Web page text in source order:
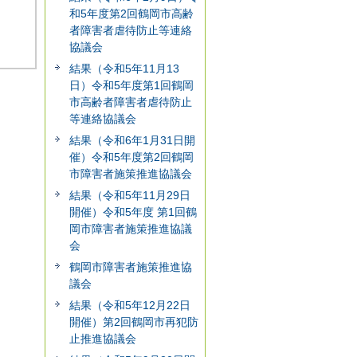
和5年度第2回鶴岡市高齢
者障害者虐待防止等連絡
協議会
結果（令和5年11月13
日）令和5年度第1回鶴岡
市高齢者障害者虐待防止
等連絡協議会
結果（令和6年1月31日開
催）令和5年度第2回鶴岡
市障害者施策推進協議会
結果（令和5年11月29日
開催）令和5年度 第1回鶴
岡市障害者施策推進協議
会
鶴岡市障害者施策推進協
議会
結果（令和5年12月22日
開催）第2回鶴岡市再犯防
止推進協議会